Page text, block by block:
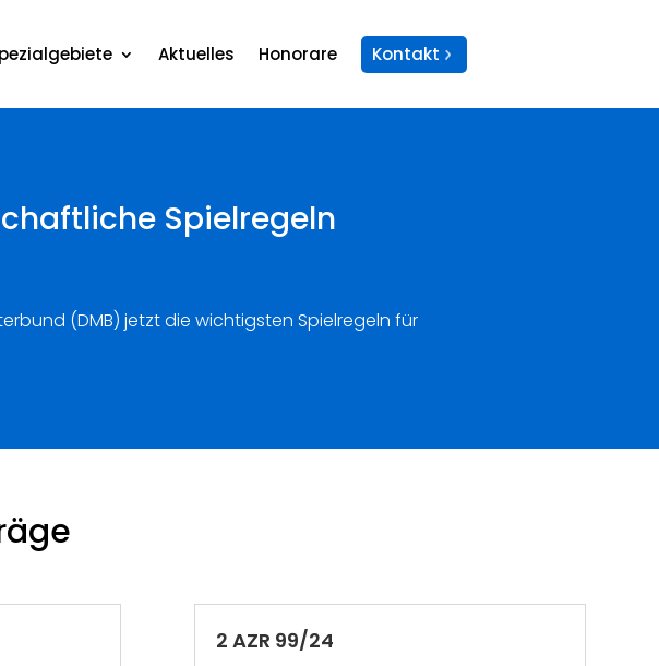
Aktuelles Honorare Kontakt
Spielregeln
(DMB) jetzt die wichtigsten Spielregeln für
2 AZR 99/24